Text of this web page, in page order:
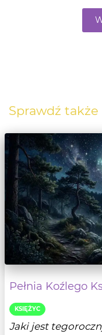
Sprawdź także
Pełnia Koźlego
KSIĘŻYC
Jaki jest